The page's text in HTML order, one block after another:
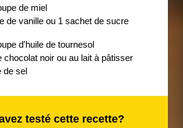
de miel
de vanille ou 1 sachet de sucre
d'huile de tournesol
chocolat noir ou au lait à pâtisser
de sel
testé cette recette?